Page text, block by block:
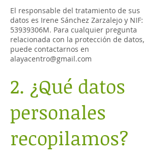
El responsable del tratamiento de sus
datos es Irene Sánchez Zarzalejo y NIF:
53939306M. Para cualquier pregunta
relacionada con la protección de datos,
puede contactarnos en
alayacentro@gmail.com
2. ¿Qué datos
personales
recopilamos?